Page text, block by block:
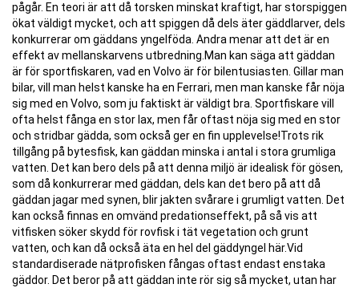
pågår. En teori är att då torsken minskat kraftigt, har storspiggen
ökat väldigt mycket, och att spiggen då dels äter gäddlarver, dels
konkurrerar om gäddans yngelföda. Andra menar att det är en
effekt av mellanskarvens utbredning.Man kan säga att gäddan
är för sportfiskaren, vad en Volvo är för bilentusiasten. Gillar man
bilar, vill man helst kanske ha en Ferrari, men man kanske får nöja
sig med en Volvo, som ju faktiskt är väldigt bra. Sportfiskare vill
ofta helst fånga en stor lax, men får oftast nöja sig med en stor
och stridbar gädda, som också ger en fin upplevelse!Trots rik
tillgång på bytesfisk, kan gäddan minska i antal i stora grumliga
vatten. Det kan bero dels på att denna miljö är idealisk för gösen,
som då konkurrerar med gäddan, dels kan det bero på att då
gäddan jagar med synen, blir jakten svårare i grumligt vatten. Det
kan också finnas en omvänd predationseffekt, på så vis att
vitfisken söker skydd för rovfisk i tät vegetation och grunt
vatten, och kan då också äta en hel del gäddyngel här.Vid
standardiserade nätprofisken fångas oftast endast enstaka
gäddor. Det beror på att gäddan inte rör sig så mycket, utan har